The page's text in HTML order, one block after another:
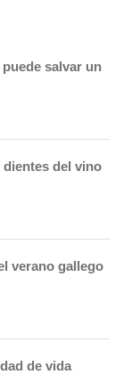
salvar un
del vino
verano gallego
de vida